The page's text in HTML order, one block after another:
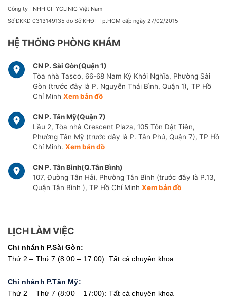
Công ty TNHH CITYCLINIC Việt Nam
Số ĐKKD 0313149135 do Sở KHĐT Tp.HCM cấp ngày 27/02/2015
HỆ THỐNG PHÒNG KHÁM
CN P. Sài Gòn(Quận 1)
Tòa nhà Tasco, 66-68 Nam Kỳ Khởi Nghĩa, Phường Sài
Gòn (trước đây là P. Nguyễn Thái Bình, Quận 1), TP Hồ
Chí Minh Xem bản đồ
CN P. Tân Mỹ(Quận 7)
Lầu 2, Tòa nhà Crescent Plaza, 105 Tôn Dật Tiên,
Phường Tân Mỹ (trước đây là P. Tân Phú, Quận 7), TP Hồ
Chí Minh. Xem bản đồ
CN P. Tân Bình(Q.Tân Bình)
107, Đường Tân Hải, Phường Tân Bình (trước đây là P.13,
Quận Tân Bình ), TP Hồ Chí Minh Xem bản đồ
LỊCH LÀM VIỆC
Chi nhánh P.Sài Gòn:
Thứ 2 – Thứ 7 (8:00 – 17:00): Tất cả chuyên khoa
Chi nhánh P.Tân Mỹ:
Thứ 2 – Thứ 7 (8:00 – 17:00): Tất cả chuyên khoa